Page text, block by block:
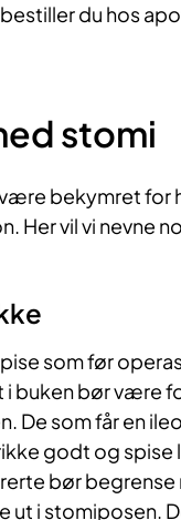
du hos
stomi
bekymret for
Her vil vi nevne
som før
i buken bør være
De som får en
godt og
bør begrense
ut i stomiposen.